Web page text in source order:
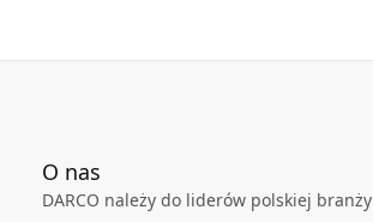
O nas
DARCO należy do liderów polskiej branży